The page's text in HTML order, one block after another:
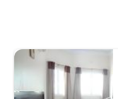
ま
す